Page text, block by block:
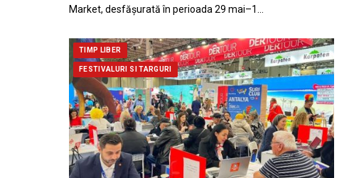
Market, desfășurată în perioada 29 mai–1…
TIMP LIBER
FESTIVALURI SI TARGURI